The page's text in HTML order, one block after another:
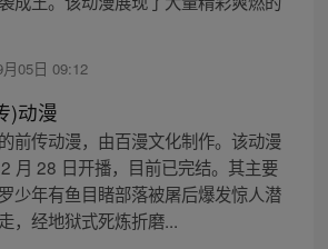
05日 09:12
)动漫
前传动漫，由百漫文化制作。该动漫
月 28 日开播，目前已完结。其主要
少年有鱼目睹部落被屠后爆发惊人潜
，经地狱式死炼折磨...